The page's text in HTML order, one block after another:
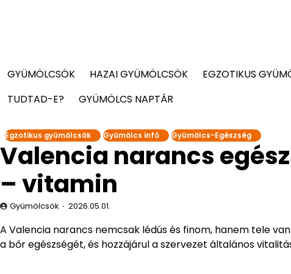
GYÜMÖLCSÖK HAZAI GYÜMÖLCSÖK EGZOTIKUS
TUDTAD-E?
GYÜMÖLCS NAPTÁR
Egzotikus gyümölcsök Gyümölcs infó Gyümölcs-Egészség
Valencia narancs
– vitamin
Gyümölcsök 2026.05.01.
A Valencia narancs nemcsak lédús és finom, hanem tele
a bőr egészségét, és hozzájárul a szervezet általános